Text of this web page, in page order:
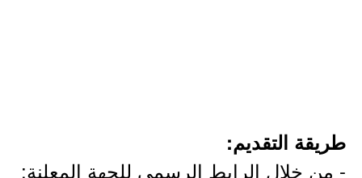
طريقة التقديم:
- من خلال الرابط الرسمي للجهة المعلنة: